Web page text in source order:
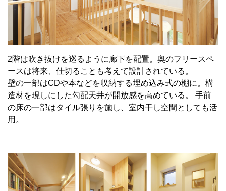
2階は吹き抜けを巡るように廊下を配置。奥のフリースペ
ースは将来、仕切ることも考えて設計されている。
壁の一部はCDや本などを収納する埋め込み式の棚に。構
造材を現しにした勾配天井が開放感を高めている。 手前
の床の一部はタイル張りを施し、室内干し空間としても活
用。